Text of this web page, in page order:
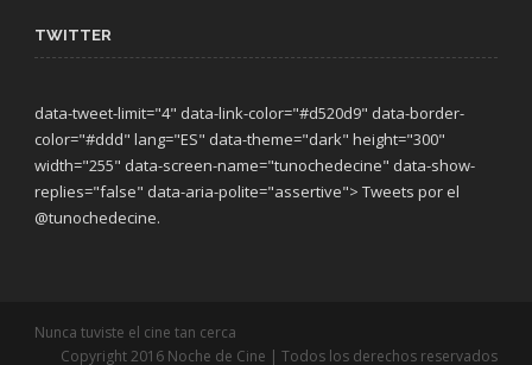
TWITTER
data-tweet-limit="4" data-link-color="#d520d9" data-border-
color="#ddd" lang="ES" data-theme="dark" height="300"
width="255" data-screen-name="tunochedecine" data-show-
replies="false" data-aria-polite="assertive"> Tweets por el
@tunochedecine.
Nunca tuviste el cine tan cerca
Copyright 2016 Noche de Cine | Todos los derechos reservados